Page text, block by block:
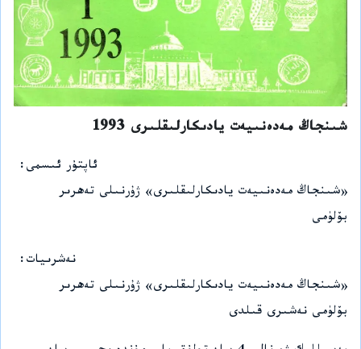
شىنجاڭ مەدەنىيەت يادىكارلىقلىرى 1993
ئاپتۇر ئىسمى
«شىنجاڭ مەدەنىيەت يادىكارلىقلىرى» ژۇرنىلى تەھرىر
بۆلۈمى
نەشرىيات
«شىنجاڭ مەدەنىيەت يادىكارلىقلىرى» ژۇرنىلى تەھرىر
بۆلۈمى نەشىرى قىلدى